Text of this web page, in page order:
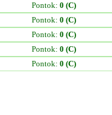
Pontok: 0 (C)
Pontok: 0 (C)
Pontok: 0 (C)
Pontok: 0 (C)
Pontok: 0 (C)